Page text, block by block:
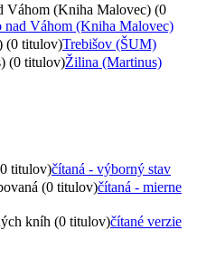
Váhom (Kniha Malovec) (0
nad Váhom (Kniha Malovec)
(0 titulov)Trebišov (ŠUM)
(0 titulov)Žilina (Martinus)
titulov)čítaná - výborný stav
(0 titulov)čítaná - mierne
kníh (0 titulov)čítané verzie